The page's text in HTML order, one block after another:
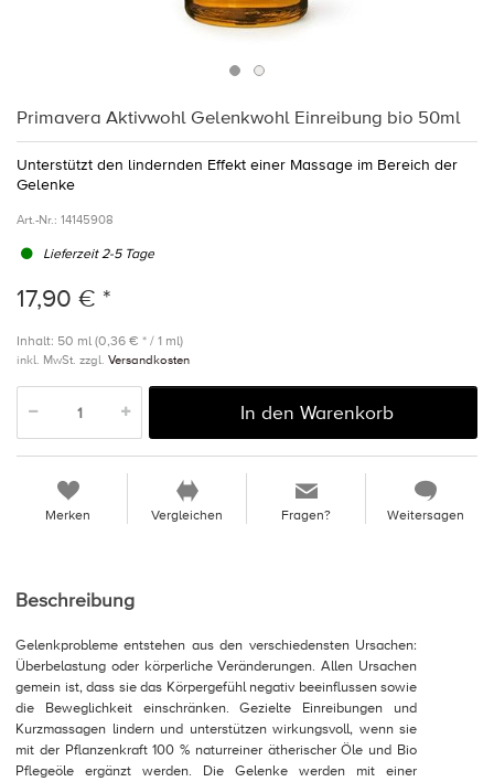
Primavera Aktivwohl Gelenkwohl Einreibung bio 50ml
Unterstützt den lindernden Effekt einer Massage im Bereich der
Gelenke
Art.-Nr.: 14145908
Lieferzeit 2-5 Tage
17,90 € *
Inhalt: 50 ml (0,36 € * / 1 ml)
inkl. MwSt. zzgl. Versandkosten
In den Warenkorb
Merken Vergleichen Fragen? Weitersagen
Beschreibung
Gelenkprobleme entstehen aus den verschiedensten Ursachen:
Überbelastung oder körperliche Veränderungen. Allen Ursachen
gemein ist, dass sie das Körpergefühl negativ beeinflussen sowie
die Beweglichkeit einschränken. Gezielte Einreibungen und
Kurzmassagen lindern und unterstützen wirkungsvoll, wenn sie
mit der Pflanzenkraft 100 % naturreiner ätherischer Öle und Bio
Pflegeöle ergänzt werden. Die Gelenke werden mit einer